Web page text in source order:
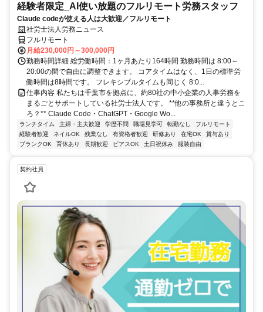
経験者限定_AI使い放題のフルリモート労務スタッフ
Claude codeが使える人は大歓迎／フルリモート
社労士法人労務ニュース
フルリモート
月給230,000円～300,000円
勤務時間詳細 総労働時間：1ヶ月あたり164時間 勤務時間は 8:00～
20:00の間で自由に調整できます。 コアタイムはなく、1日の標準労
働時間は8時間です。 フレキシブルタイムも同じく 8:0...
仕事内容 私たちは千葉市を拠点に、約80社の中小企業の人事労務を
まるごとサポートしている社労士法人です。 **他の事務所と違うとこ
ろ？** Claude Code・ChatGPT・Google Wo...
ランチタイム 主婦・主夫歓迎 学歴不問 職場見学可 転勤なし
フルリモート
経験者歓迎
ネイルOK 残業なし 有資格者歓迎 研修あり 在宅OK
賞与あり
ブランクOK
育休あり 長期歓迎 ピアスOK 土日祝休み 服装自由
契約社員